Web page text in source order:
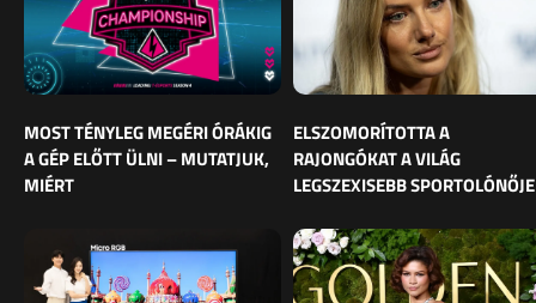
MOST TÉNYLEG MEGÉRI ÓRÁKIG
A GÉP ELŐTT ÜLNI – MUTATJUK,
MIÉRT
ELSZOMORÍTOTTA A
RAJONGÓKAT A VILÁG
LEGSZEXISEBB SPORTOLÓNŐJE